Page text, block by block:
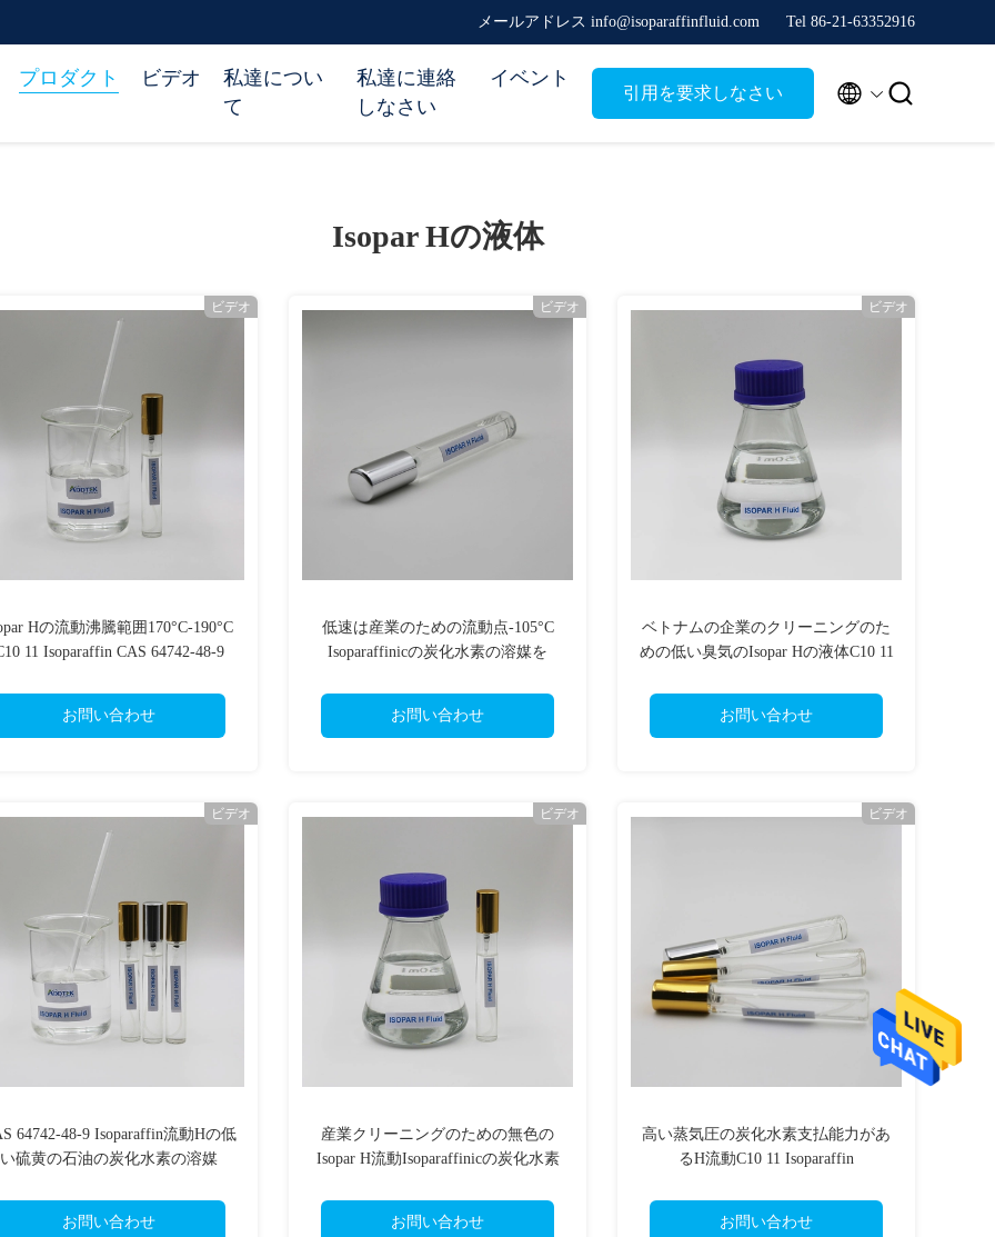
メールアドレス info@isoparaffinfluid.com Tel 86-21-63352916
プロダクト ビデオ
私達につい
て
私達に連絡
しなさい
イベント
引用を要求しなさい  
Isopar Hの液体
ビデオ
Hの流動沸騰範囲170°C-190°C
11 Isoparaffin CAS 64742-48-9
お問い合わせ
ビデオ
低速は産業のための流動点-105°C
Isoparaffinicの炭化水素の溶媒を
お問い合わせ
ビデオ
ベトナムの企業のクリーニングのた
めの低い臭気のIsopar Hの液体C10 11
お問い合わせ
ビデオ
64742-48-9 Isoparaffin流動Hの低
い硫黄の石油の炭化水素の溶媒
お問い合わせ
ビデオ
産業クリーニングのための無色の
Isopar H流動Isoparaffinicの炭化水素
お問い合わせ
ビデオ
高い蒸気圧の炭化水素支払能力があ
るH流動C10 11 Isoparaffin
お問い合わせ